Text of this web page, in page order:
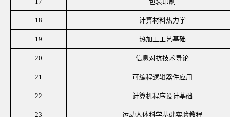
18 计算材料热力学
19 热加工工艺基础
20 信息对抗技术导论
21 可编程逻辑器件应用
22 计算机程序设计基础
23 运动人体科学基础实验教程